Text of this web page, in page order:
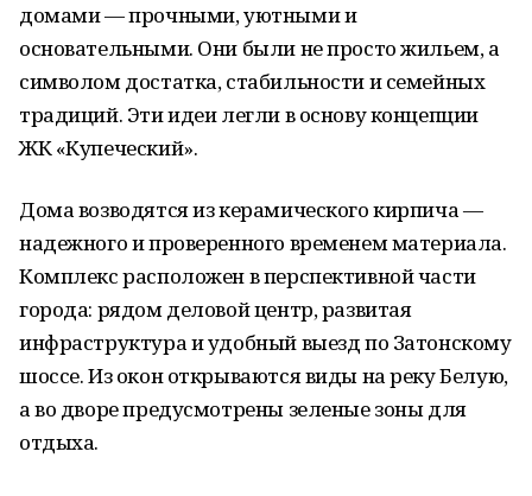
домами — прочными, уютными и
основательными. Они были не просто жильем, а
символом достатка, стабильности и семейных
традиций. Эти идеи легли в основу концепции
ЖК «Купеческий».
Дома возводятся из керамического кирпича —
надежного и проверенного временем материала.
Комплекс расположен в перспективной части
города: рядом деловой центр, развитая
инфраструктура и удобный выезд по Затонскому
шоссе. Из окон открываются виды на реку Белую,
а во дворе предусмотрены зеленые зоны для
отдыха.